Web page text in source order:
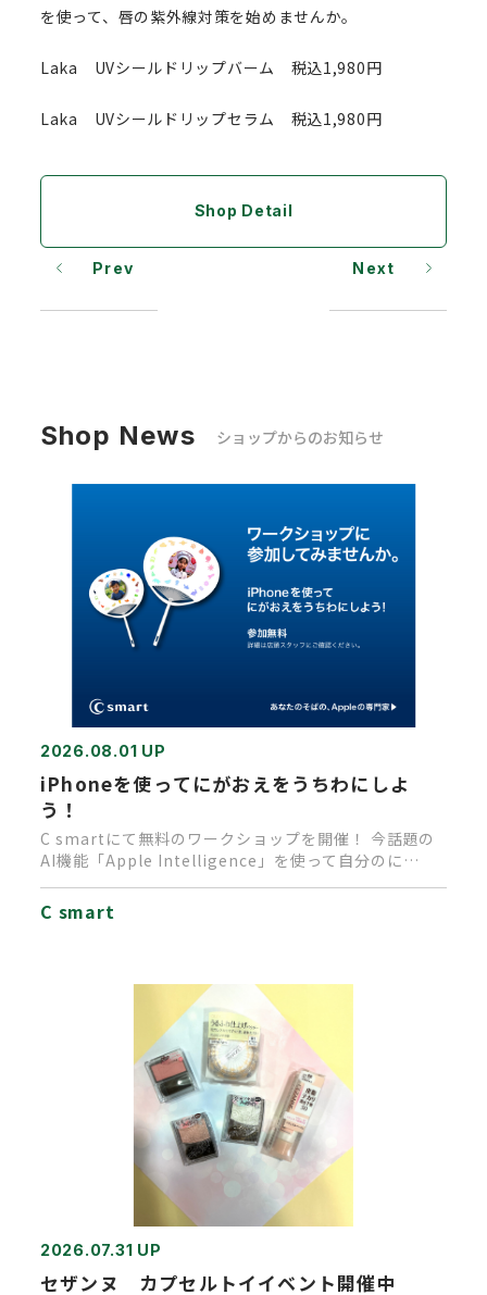
を使って、唇の紫外線対策を始めませんか。
Laka UVシールドリップバーム 税込1,980円
Laka UVシールドリップセラム 税込1,980円
Shop Detail
Prev Next
Shop News ショップからのお知らせ
2026.08.01 UP
iPhoneを使ってにがおえをうちわにしよ
う！
C smartにて無料のワークショップを開催！ 今話題の
AI機能「Apple Intelligence」を使って自分のに…
C smart
2026.07.31 UP
セザンヌ カプセルトイイベント開催中